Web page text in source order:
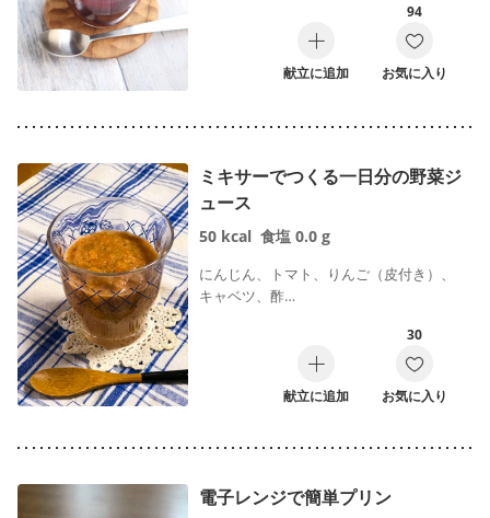
献立に追加
94
お気に入り
ミキサーでつくる一日分の野菜ジ
ュース
50 kcal 食塩 0.0 g
にんじん、トマト、りんご（皮付き）、
キャベツ、酢…
献立に追加
30
お気に入り
電子レンジで簡単プリン